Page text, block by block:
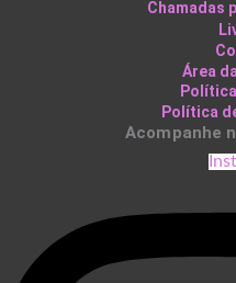
Chamadas
Área
Política
Acompanhe